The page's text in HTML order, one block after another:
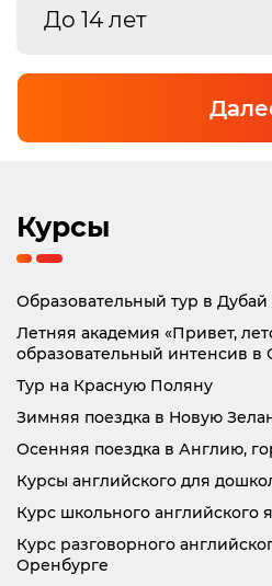
Курсы
Образовательный тур в Дубай
Летняя академия «Привет,
образовательный интенсив в
Тур на Красную Поляну
Зимняя поездка в Новую
Осенняя поездка в Англию,
Курсы английского для
Курс школьного английского
Курс разговорного
Оренбурге